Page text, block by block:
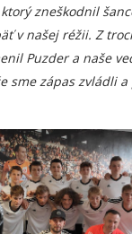
zneškodnil
v našej réžii. Z
Puzder a naše
sme zápas zvládli